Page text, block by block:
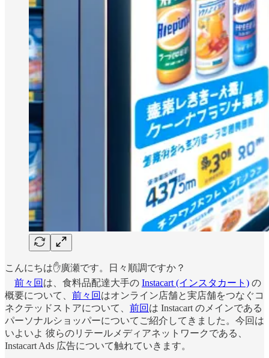
こんにちは✋廣瀬です。日々順調ですか？
前々回 は、食料品配達大手の Instacart (インスタカート) の
概要について、 前々回 はオンライン店舗と実店舗をつなぐコ
ネクテッドストアについて、 前回 は Instacart のメインである
パーソナルショッパーについてご紹介してきました。今回は
いよいよ 彼らのリテールメディアネットワークである、
Instacart Ads 広告について触れていきます。